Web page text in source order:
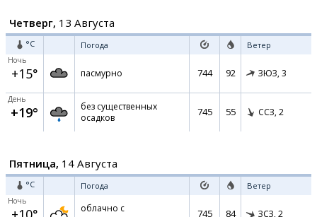
Четверг, 13 Августа
°C Погода Ветер
Ночь
+15° пасмурно 744 92 ЗЮЗ, 3
День
+19°
без существенных
осадков
745 55 ССЗ, 2
Пятница, 14 Августа
°C Погода Ветер
Ночь
облачно с
745 84 ЗСЗ, 2